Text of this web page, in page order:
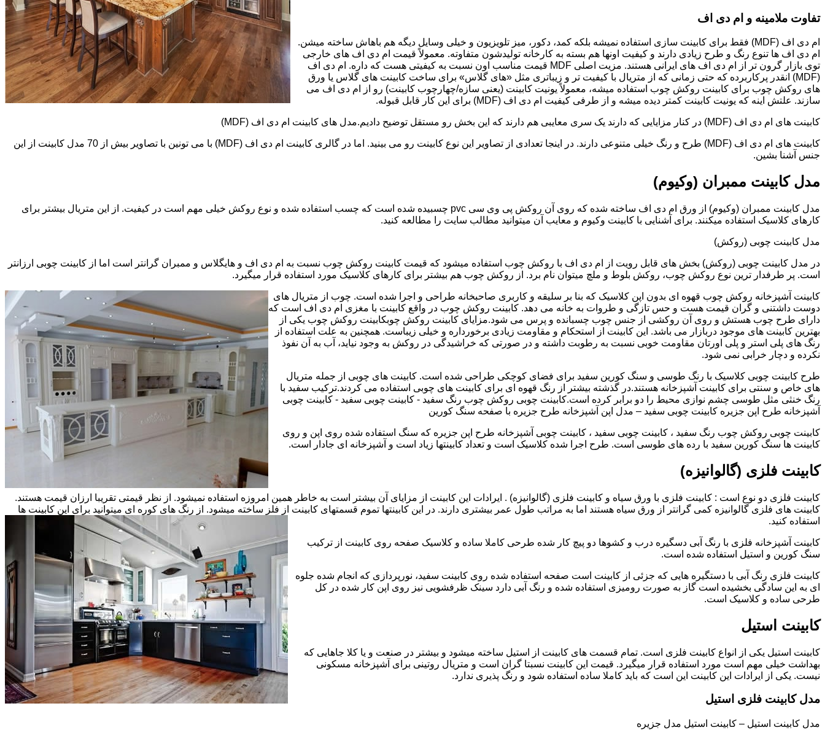
تفاوت ملامینه و ام دی اف
ام دی اف (MDF) فقط برای کابینت سازی استفاده نمیشه بلکه کمد، دکور، میز تلویزیون و خیلی وسایل دیگه هم باهاش ساخته میشن.
ام دی اف ها تنوع رنگ و طرح زیادی دارند و کیفیت اونها هم بسته به کارخانه تولیدشون متفاوته. معمولاً قیمت ام دی اف های خارجی
توی بازار گرون تر از ام دی اف های ایرانی هستند. مزیت اصلی MDF قیمت مناسب اون نسبت به کیفیتی هست که داره. ام دی اف
(MDF) انقدر پرکاربرده که حتی زمانی که از متریال با کیفیت تر و زیباتری مثل «های گلاس» برای ساخت کابینت های گلاس یا ورق
های روکش چوب برای کابینت روکش چوب استفاده میشه، معمولاً یونیت کابینت (یعنی سازه/چهارچوب کابینت) رو از ام دی اف می
سازند. علتش اینه که یونیت کابینت کمتر دیده میشه و از طرفی کیفیت ام دی اف (MDF) برای این کار قابل قبوله.
کابینت های ام دی اف (MDF) در کنار مزایایی که دارند یک سری معایبی هم دارند که این بخش رو مستقل توضیح دادیم.مدل های کابینت ام دی اف (MDF)
کابینت های ام دی اف (MDF) طرح و رنگ خیلی متنوعی دارند. در اینجا تعدادی از تصاویر این نوع کابینت رو می بینید. اما در گالری کابینت ام دی اف (MDF) با می تونین با تصاویر بیش از 70 مدل کابینت از این
جنس آشنا بشین.
مدل کابینت ممبران (وکیوم)
مدل کابینت ممبران (وکیوم) از ورق ام دی اف ساخته شده که روی آن روکش پی وی سی pvc چسبیده شده است که چسب استفاده شده و نوع روکش خیلی مهم است در کیفیت. از این متریال بیشتر برای
کارهای کلاسیک استفاده میکنند. برای آشنایی با کابینت وکیوم و معایب آن میتوانید مطالب سایت را مطالعه کنید.
مدل کابینت چوبی (روکش)
در مدل کابینت چوبی (روکش) بخش های قابل رویت از ام دی اف با روکش چوب استفاده میشود که قیمت کابینت روکش چوب نسبت به ام دی اف و هایگلاس و ممبران گرانتر است اما از کابینت چوبی ارزانتر
است. پر طرفدار ترین نوع روکش چوب، روکش بلوط و ملچ میتوان نام برد. از روکش چوب هم بیشتر برای کارهای کلاسیک مورد استفاده قرار میگیرد.
کابینت آشپزخانه روکش چوب قهوه ای بدون اپن کلاسیک که بنا بر سلیقه و کاربری صاحبخانه طراحی و اجرا شده است. چوب از متریال های
دوست داشتنی و گران قیمت هست و حس تازگی و طروات به خانه می دهد. کابینت روکش چوب در واقع کابینت با مغزی ام دی اف است که
دارای طرح چوب هستش و روی آن روکشی از جنس چوب چسبانده و پرس می شود.مزایای کابینت روکش چوبکابینت روکش چوب یکی از
بهترین کابینت های موجود دربازار می باشد. این کابینت از استحکام و مقاومت زیادی برخورداره و خیلی زیباست. همچنین به علت استفاده از
رنگ های پلی استر و پلی اورتان مقاومت خوبی نسبت به رطوبت داشته و در صورتی که خراشیدگی در روکش به وجود نیاید، آب به آن نفوذ
نکرده و دچار خرابی نمی شود.
طرح کابینت چوبی کلاسیک با رنگ طوسی و سنگ کورین سفید برای فضای کوچکی طراحی شده است. کابینت های چوبی از جمله متریال
های خاص و سنتی برای کابینت آشپزخانه هستند.در گذشته بیشتر از رنگ قهوه ای برای کابینت های چوبی استفاده می کردند.ترکیب سفید با
رنگ خنثی مثل طوسی چشم نوازی محیط را دو برابر کرده است.کابینت چوبی روکش چوب رنگ سفید - کابینت چوبی سفید - کابینت چوبی
آشپزخانه طرح اپن جزیره کابینت چوبی سفید – مدل اپن آشپزخانه طرح جزیره با صفحه سنگ کورین
کابینت چوبی روکش چوب رنگ سفید ، کابینت چوبی سفید ، کابینت چوبی آشپزخانه طرح اپن جزیره که سنگ استفاده شده روی اپن و روی
کابینت ها سنگ کورین سفید با رده های طوسی است. طرح اجرا شده کلاسیک است و تعداد کابینتها زیاد است و آشپزخانه ای جادار است.
کابینت فلزی (گالوانیزه)
کابینت فلزی دو نوع است : کابینت فلزی با ورق سیاه و کابینت فلزی (گالوانیزه) . ایرادات این کابینت از مزایای آن بیشتر است به خاطر همین امروزه استفاده نمیشود. از نظر قیمتی تقریبا ارزان قیمت هستند.
کابینت های فلزی گالوانیزه کمی گرانتر از ورق سیاه هستند اما به مراتب طول عمر بیشتری دارند. در این کابینتها تموم قسمتهای کابینت از فلز ساخته میشود. از رنگ های کوره ای میتوانید برای این کابینت ها
استفاده کنید.
کابینت آشپزخانه فلزی با رنگ آبی دسگیره درب و کشوها دو پیچ کار شده طرحی کاملا ساده و کلاسیک صفحه روی کابینت از ترکیب
سنگ کورین و استیل استفاده شده است.
کابینت فلزی رنگ آبی با دستگیره هایی که جزئی از کابینت است صفحه استفاده شده روی کابینت سفید، نورپردازی که انجام شده جلوه
ای به این سادگی بخشیده است گاز به صورت رومیزی استفاده شده و رنگ آبی دارد سینک ظرفشویی نیز روی اپن کار شده در کل
طرحی ساده و کلاسیک است.
کابینت استیل
کابینت استیل یکی از انواع کابینت فلزی است. تمام قسمت های کابینت از استیل ساخته میشود و بیشتر در صنعت و یا کلا جاهایی که
بهداشت خیلی مهم است مورد استفاده قرار میگیرد. قیمت این کابینت نسبتا گران است و متریال روتینی برای آشپزخانه مسکونی
نیست. یکی از ایرادات این کابینت این است که باید کاملا ساده استفاده شود و رنگ پذیری ندارد.
مدل کابینت فلزی استیل
مدل کابینت استیل – کابینت استیل مدل جزیره